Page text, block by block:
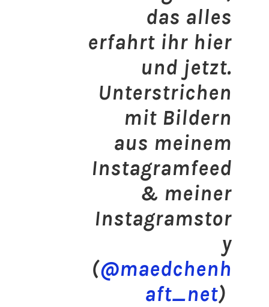
das alles
erfahrt ihr hier
und jetzt.
Unterstrichen
mit Bildern
aus meinem
Instagramfeed
& meiner
Instagramstor
y
(@maedchenh
aft_net)